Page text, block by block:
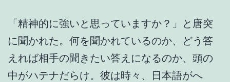
「精神的に強いと思っていますか？」と唐突
に聞かれた。何を聞かれているのか、どう答
えれば相手の聞きたい答えになるのか、頭の
中がハテナだらけ。彼は時々、日本語がへ